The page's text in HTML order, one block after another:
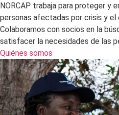
NORCAP trabaja para proteger y
personas afectadas por crisis y el
Colaboramos con socios en la
satisfacer la necesidades de las
Quiénes somos